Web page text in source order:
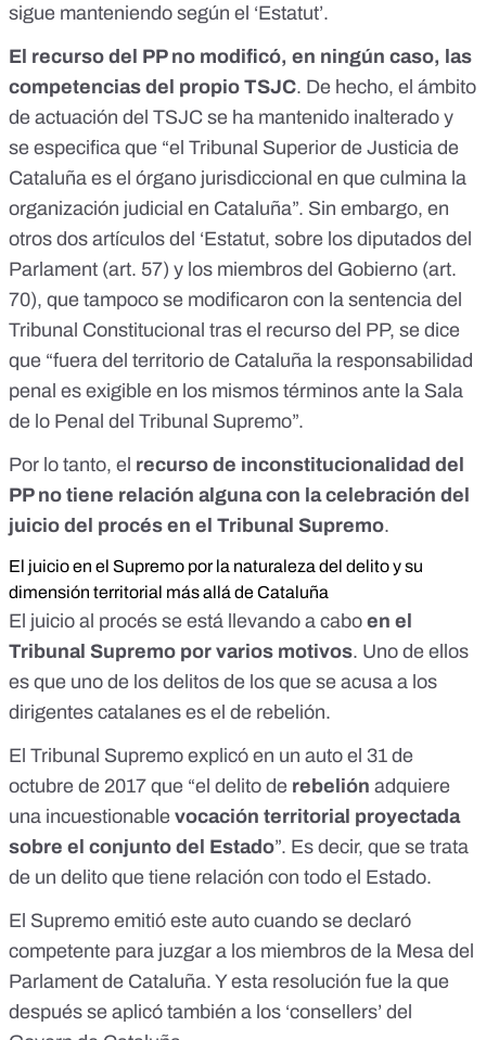
sigue manteniendo según el ‘Estatut’.
El recurso del PP no modificó, en ningún caso, las
competencias del propio TSJC. De hecho, el ámbito
de actuación del TSJC se ha mantenido inalterado y
se especifica que “el Tribunal Superior de Justicia de
Cataluña es el órgano jurisdiccional en que culmina la
organización judicial en Cataluña”. Sin embargo, en
otros dos artículos del ‘Estatut, sobre los diputados del
Parlament (art. 57) y los miembros del Gobierno (art.
70), que tampoco se modificaron con la sentencia del
Tribunal Constitucional tras el recurso del PP, se dice
que “fuera del territorio de Cataluña la responsabilidad
penal es exigible en los mismos términos ante la Sala
de lo Penal del Tribunal Supremo”.
Por lo tanto, el recurso de inconstitucionalidad del
PP no tiene relación alguna con la celebración del
juicio del procés en el Tribunal Supremo.
El juicio en el Supremo por la naturaleza del delito y su
dimensión territorial más allá de Cataluña
El juicio al procés se está llevando a cabo en el
Tribunal Supremo por varios motivos. Uno de ellos
es que uno de los delitos de los que se acusa a los
dirigentes catalanes es el de rebelión.
El Tribunal Supremo explicó en un auto el 31 de
octubre de 2017 que “el delito de rebelión adquiere
una incuestionable vocación territorial proyectada
sobre el conjunto del Estado”. Es decir, que se trata
de un delito que tiene relación con todo el Estado.
El Supremo emitió este auto cuando se declaró
competente para juzgar a los miembros de la Mesa del
Parlament de Cataluña. Y esta resolución fue la que
después se aplicó también a los ‘consellers’ del